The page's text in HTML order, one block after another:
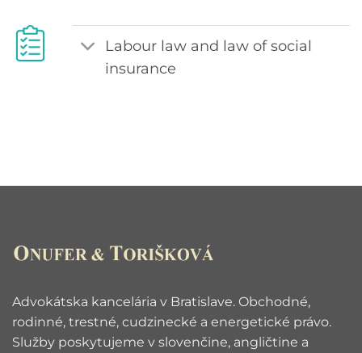
Labour law and law of social
insurance
Advokátska kancelária v Bratislave. Obchodné,
rodinné, trestné, cudzinecké a energetické právo.
Služby poskytujeme v slovenčine, angličtine a